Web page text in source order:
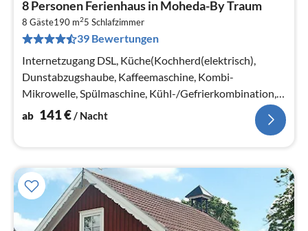
8 Personen Ferienhaus in Moheda-By Traum
8 Gäste190 m25 Schlafzimmer
39 Bewertungen
Internetzugang DSL, Küche(Kochherd(elektrisch),
Dunstabzugshaube, Kaffeemaschine, Kombi-
Mikrowelle, Spülmaschine, Kühl-/Gefrierkombination,
Wasser vom Brunnen)
ab 141€/ Nacht